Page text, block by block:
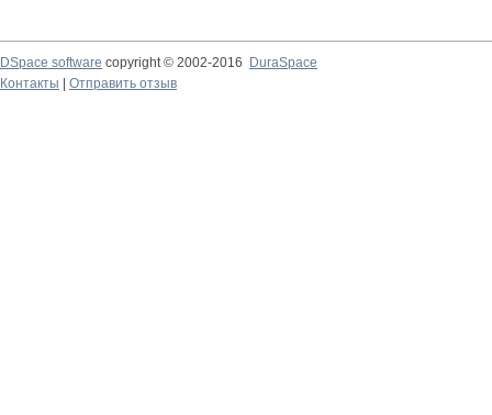
DSpace software copyright © 2002-2016
DuraSpace
Контакты
Отправить отзыв